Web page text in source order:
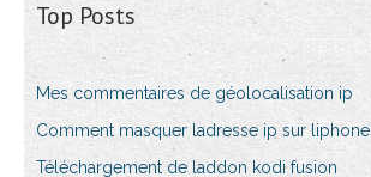
Top Posts
Mes commentaires de géolocalisation ip
Comment masquer ladresse ip sur liphone
Téléchargement de laddon kodi fusion